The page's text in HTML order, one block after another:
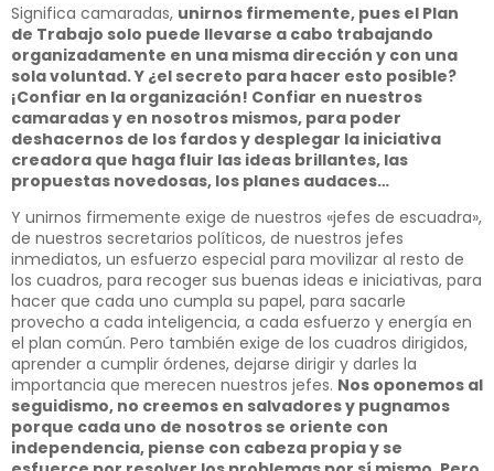
Significa camaradas, unirnos firmemente, pues el Plan
de Trabajo solo puede llevarse a cabo trabajando
organizadamente en una misma dirección y con una
sola voluntad. Y ¿el secreto para hacer esto posible?
¡Confiar en la organización! Confiar en nuestros
camaradas y en nosotros mismos, para poder
deshacernos de los fardos y desplegar la iniciativa
creadora que haga fluir las ideas brillantes, las
propuestas novedosas, los planes audaces…
Y unirnos firmemente exige de nuestros «jefes de escuadra»,
de nuestros secretarios políticos, de nuestros jefes
inmediatos, un esfuerzo especial para movilizar al resto de
los cuadros, para recoger sus buenas ideas e iniciativas, para
hacer que cada uno cumpla su papel, para sacarle
provecho a cada inteligencia, a cada esfuerzo y energía en
el plan común. Pero también exige de los cuadros dirigidos,
aprender a cumplir órdenes, dejarse dirigir y darles la
importancia que merecen nuestros jefes. Nos oponemos al
seguidismo, no creemos en salvadores y pugnamos
porque cada uno de nosotros se oriente con
independencia, piense con cabeza propia y se